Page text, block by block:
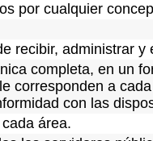
por cualquier
recibir, administrar y
completa, en un
corresponden a
con las
área.